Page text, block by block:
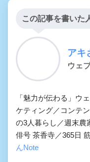
この記事を書いた
アキ
ウェ
「魅力が伝わる」ウ
ケティング／コンテ
の3人暮らし／週末農
俳号 茶香寺／365日
んNote